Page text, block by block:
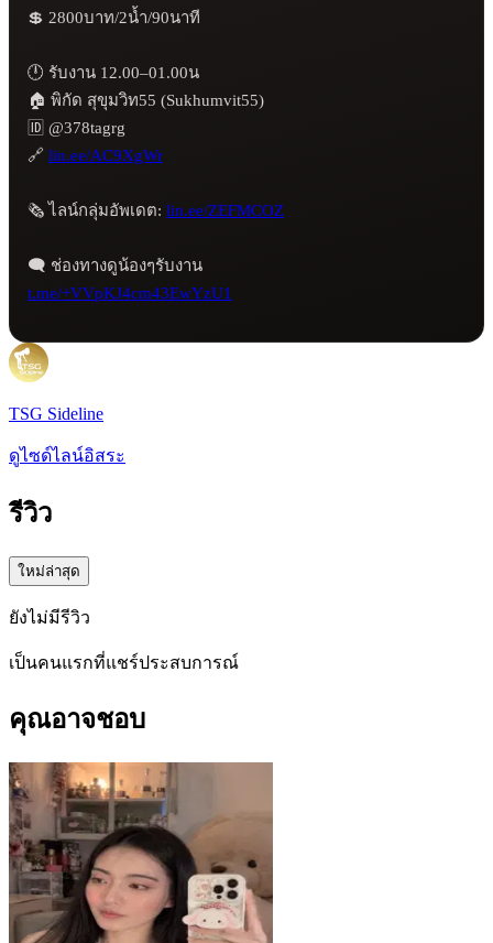
💲 2800บาท/2น้ำ/90นาที
🕛 รับงาน 12.00–01.00น
🏠 พิกัด สุขุมวิท55 (Sukhumvit55)
🆔 @378tagrg
🔗 lin.ee/AC9XgWr
🗞️ ไลน์กลุ่มอัพเดต: lin.ee/ZEFMCOZ
t.me/+VVpKJ4cm43EwYzU1
TSG Sideline
ดูไซด์ไลน์อิสระ
รีวิว
ใหม่ล่าสุด
ยังไม่มีรีวิว
เป็นคนแรกที่แชร์ประสบการณ์
คุณอาจชอบ